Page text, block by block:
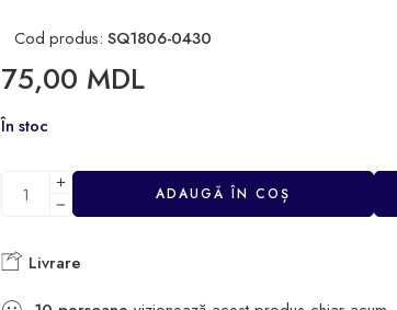
Cod produs: SQ1806-0430
75,00 MDL
În stoc
ADAUGĂ ÎN COȘ
Livrare